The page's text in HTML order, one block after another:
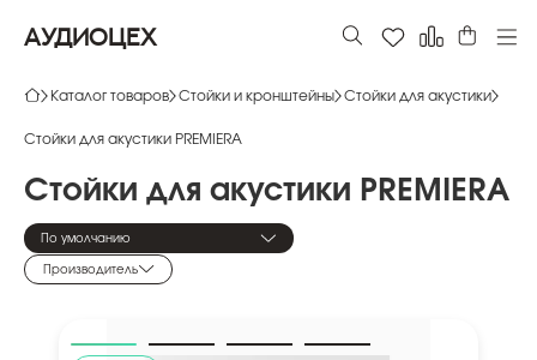
АУДИОЦЕХ
Каталог товаров Стойки и кронштейны Стойки для акустики
Стойки для акустики PREMIERA
Стойки для акустики PREMIERA
Производитель
По умолчанию